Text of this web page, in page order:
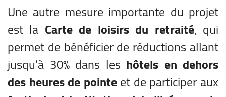
Une autre mesure importante du projet
est la Carte de loisirs du retraité, qui
permet de bénéficier de réductions allant
jusqu’à 30% dans les hôtels en dehors
des heures de pointeet de participer aux